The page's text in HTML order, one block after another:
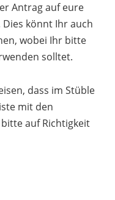
Antrag auf eure
Dies könnt Ihr auch
wobei Ihr bitte
solltet.
dass im Stüble
mit den
auf Richtigkeit